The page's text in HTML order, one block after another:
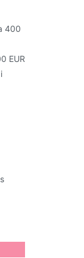
400
EUR